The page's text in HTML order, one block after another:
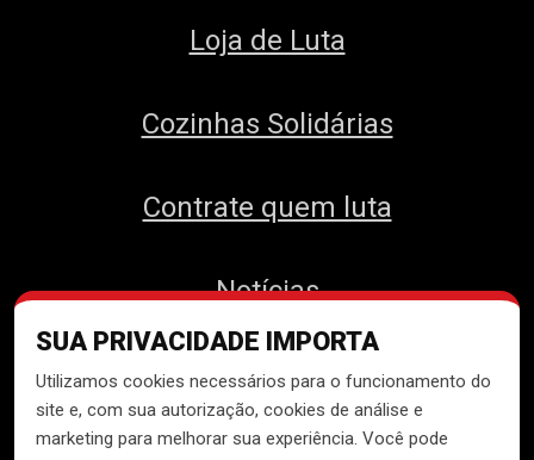
SUA PRIVACIDADE IMPORTA
Utilizamos cookies necessários para o funcionamento do
site e, com sua autorização, cookies de análise e
marketing para melhorar sua experiência. Você pode
Loja de Luta
Cozinhas Solidárias
Contrate quem luta
Notícias
Contato